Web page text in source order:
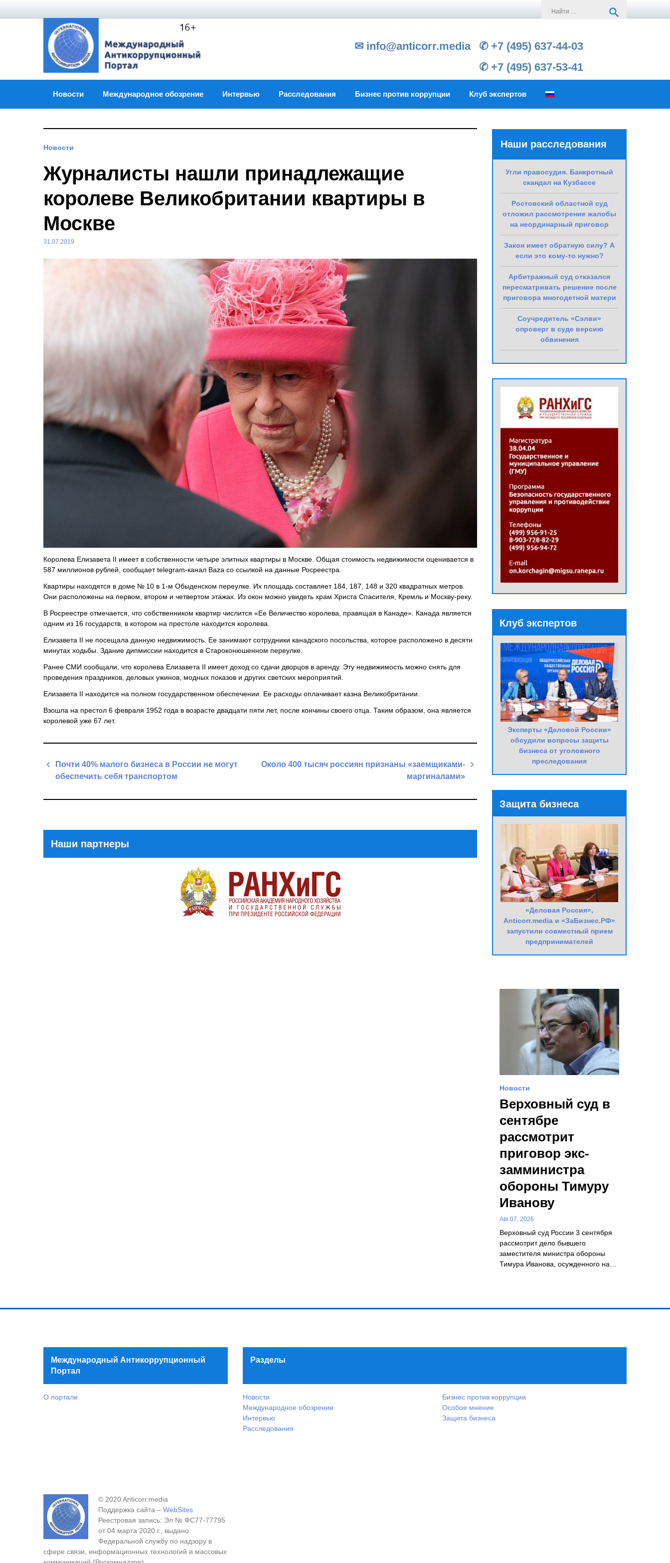
search
✉ info@anticorr.media
✆ +7 (495) 637-44-03
✆ +7 (495) 637-53-41
Новости Международное обозрение Интервью Расследования Бизнес против коррупции Клуб экспертов
Новости
Журналисты нашли принадлежащие
королеве Великобритании квартиры в
Москве
31.07.2019
Королева Елизавета II имеет в собственности четыре элитных квартиры в Москве. Общая стоимость недвижимости оценивается в
587 миллионов рублей, сообщает telegram-канал Baza со ссылкой на данные Росреестра.
Квартиры находятся в доме № 10 в 1-м Обыденском переулке. Их площадь составляет 184, 187, 148 и 320 квадратных метров.
Они расположены на первом, втором и четвертом этажах. Из окон можно увидеть храм Христа Спасителя, Кремль и Москву-реку.
В Росреестре отмечается, что собственником квартир числится «Ее Величество королева, правящая в Канаде». Канада является
одним из 16 государств, в котором на престоле находится королева.
Елизавета II не посещала данную недвижимость. Ее занимают сотрудники канадского посольства, которое расположено в десяти
минутах ходьбы. Здание дипмиссии находится в Староконюшенном переулке.
Ранее СМИ сообщали, что королева Елизавета II имеет доход со сдачи дворцов в аренду. Эту недвижимость можно снять для
проведения праздников, деловых ужинов, модных показов и других светских мероприятий.
Елизавета II находится на полном государственном обеспечении. Ее расходы оплачивает казна Великобритании.
Взошла на престол 6 февраля 1952 года в возрасте двадцати пяти лет, после кончины своего отца. Таким образом, она является
королевой уже 67 лет.
Навигация
по
Почти 40% малого бизнеса в России не могут
обеспечить себя транспортом
Около 400 тысяч россиян признаны «заемщиками-
маргиналами»
Наши партнеры
Наши расследования
Угли правосудия. Банкротный
скандал на Кузбассе
Ростовский областной суд
отложил рассмотрение жалобы
на неординарный приговор
Закон имеет обратную силу? А
если это кому-то нужно?
Арбитражный суд отказался
пересматривать решение после
приговора многодетной матери
Соучредитель «Сэлви»
опроверг в суде версию
обвинения
Клуб экспертов
Эксперты «Деловой России»
обсудили вопросы защиты
бизнеса от уголовного
преследования
Защита бизнеса
«Деловая Россия»,
Anticorr.media и «ЗаБизнес.РФ»
запустили совместный прием
предпринимателей
Новости
Верховный суд в
сентябре
рассмотрит
приговор экс-
замминистра
обороны Тимуру
Иванову
Авг 07, 2026
Верховный суд России 3 сентября
рассмотрит дело бывшего
заместителя министра обороны
Тимура Иванова, осужденного на…
Международный Антикоррупционный
Портал
О портале
Разделы
Новости
Международное обозрение
Интервью
Расследования
Бизнес против коррупции
Особое мнение
Защита бизнеса
© 2020 Anticorr.media
Поддержка сайта – WebSites
Реестровая запись: Эл № ФС77-77795
от 04 марта 2020 г., выдано
Федеральной службу по надзору в
сфере связи, информационных технологий и массовых